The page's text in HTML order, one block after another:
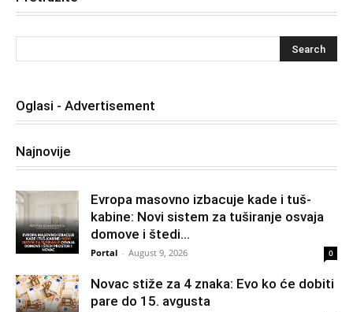
Oglasi - Advertisement
Najnovije
Evropa masovno izbacuje kade i tuš-
kabine: Novi sistem za tuširanje osvaja
domove i štedi...
Portal - August 9, 2026 0
Novac stiže za 4 znaka: Evo ko će dobiti
pare do 15. avgusta